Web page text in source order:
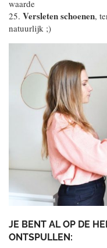
waarde
25. Versleten schoenen,
natuurlijk ;)
JE BENT AL OP DE
ONTSPULLEN: